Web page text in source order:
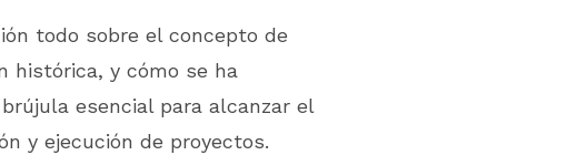
todo sobre el concepto de
histórica, y cómo se ha
esencial para alcanzar el
y ejecución de proyectos.